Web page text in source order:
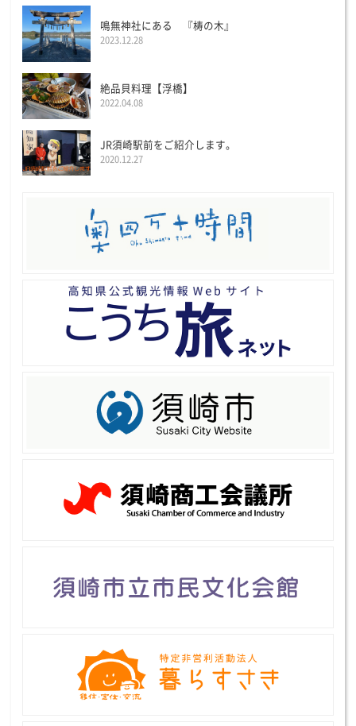
鳴無神社にある 『梼の木』
2023.12.28
絶品貝料理【浮橋】
2022.04.08
JR須崎駅前をご紹介します。
2020.12.27